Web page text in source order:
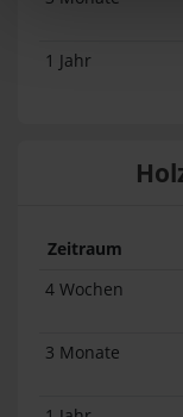
1 Jahr
Zeitraum
4 Wochen
3 Monate